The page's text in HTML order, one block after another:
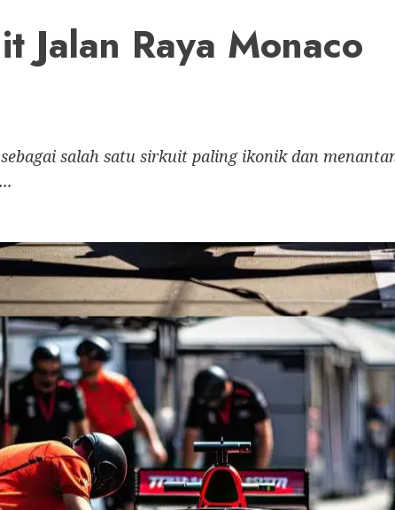
Jalan Raya Monaco
salah satu sirkuit paling ikonik dan